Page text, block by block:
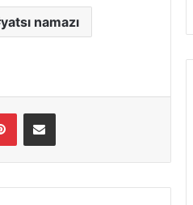
yatsı namazı
Pinterest E-Posta ile paylaş